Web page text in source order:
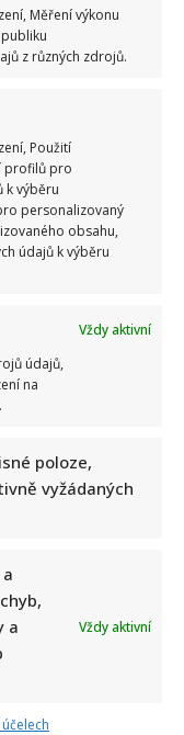
Měření výkonu
z různých zdrojů.
Použití
profilů pro
k výběru
personalizovaný
obsahu,
údajů k výběru
Vždy aktivní
údajů,
na
poloze,
vyžádaných
a
Vždy aktivní